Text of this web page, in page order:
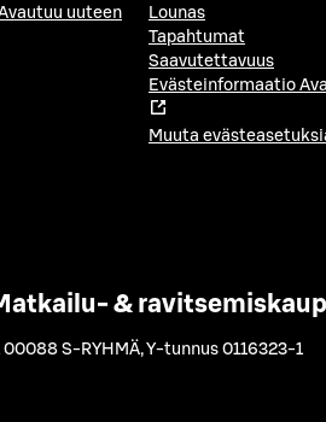
uuteen
Lounas
Tapahtumat
Saavutettavuus
Evästeinformaatio
Muuta
&
00088 S-RYHMÄ,Y-tunnus 0116323-1